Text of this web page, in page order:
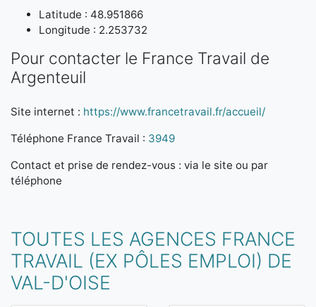
Latitude : 48.951866
Longitude : 2.253732
Pour contacter le France Travail de
Argenteuil
Site internet : https://www.francetravail.fr/accueil/
Téléphone France Travail : 3949
Contact et prise de rendez-vous : via le site ou par
téléphone
TOUTES LES AGENCES FRANCE
TRAVAIL (EX PÔLES EMPLOI) DE
VAL-D'OISE